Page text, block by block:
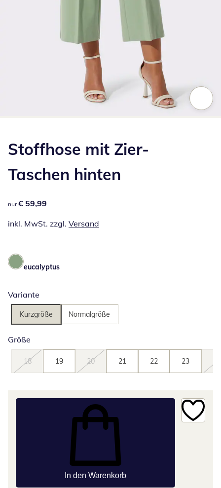
Stoffhose mit Zier-
Taschen hinten
€ 59,99
nur € 59,99
inkl. MwSt. zzgl. Versand
eucalyptus
Variante
Kurzgröße Normalgröße
Größe
18 19 20 21 22 23
In den Warenkorb